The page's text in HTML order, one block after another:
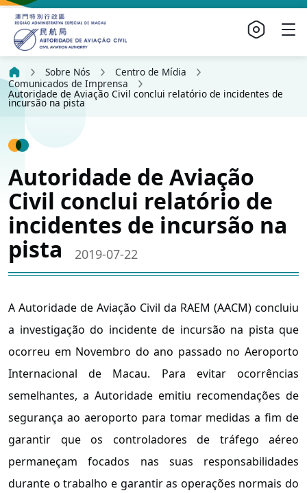
Sobre Nós
Centro de Mídia
Comunicados de Imprensa
Autoridade de Aviação Civil conclui relatório de incidentes de
incursão na pista
Autoridade de Aviação
Civil conclui relatório de
incidentes de incursão na
pista
2019-07-22
A Autoridade de Aviação Civil da RAEM (AACM) concluiu
a investigação do incidente de incursão na pista que
ocorreu em Novembro do ano passado no Aeroporto
Internacional de Macau. Para evitar ocorrências
semelhantes, a Autoridade emitiu recomendações de
segurança ao aeroporto para tomar medidas a fim de
garantir que os controladores de tráfego aéreo
permaneçam focados nas suas responsabilidades
durante o trabalho e garantir as operações normais do